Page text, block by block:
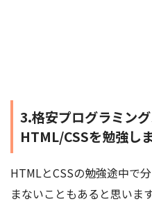
3.格安プログラミン
HTML/CSSを勉強し
HTMLとCSSの勉強途中で
まないこともあると思います